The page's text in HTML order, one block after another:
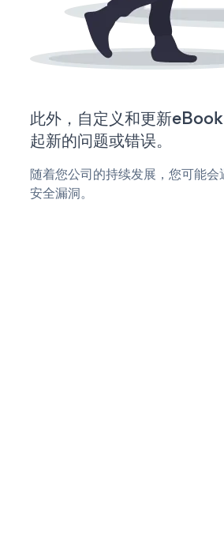
此外，自定义和更新
起新的问题或错误。
随着您公司的持续发展，您可能
安全漏洞。